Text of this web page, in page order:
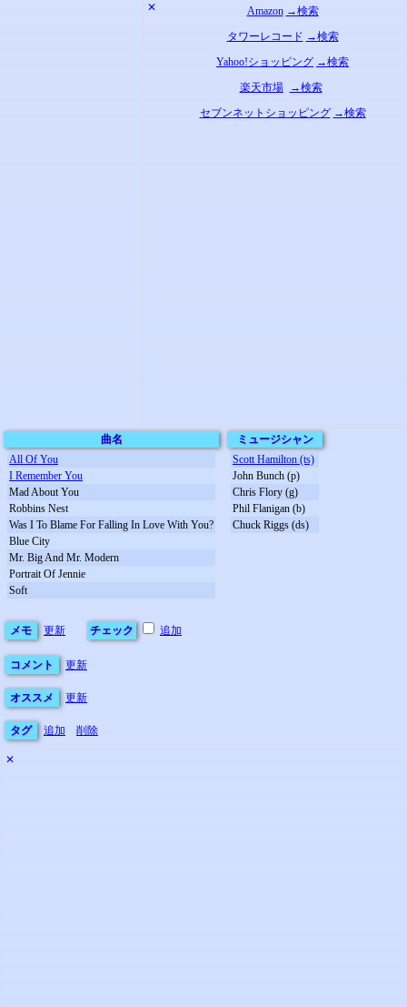
✕ Amazon →検索
タワーレコード →検索
Yahoo!ショッピング →検索
楽天市場
→検索
セブンネットショッピング →検索
曲名
All Of You
I Remember You
Mad About You
Robbins Nest
Was I To Blame For Falling In Love With You?
Blue City
Mr. Big And Mr. Modern
Portrait Of Jennie
Soft
ミュージシャン
Scott Hamilton (ts)
John Bunch (p)
Chris Flory (g)
Phil Flanigan (b)
Chuck Riggs (ds)
メモ 更新 チェック 追加
コメント 更新
オススメ 更新
タグ 追加 削除
✕